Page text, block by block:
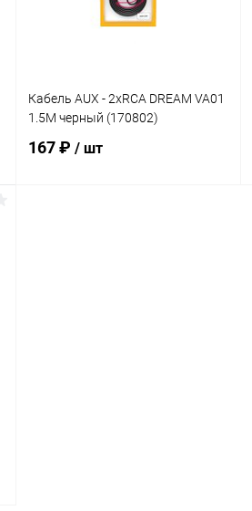
Кабель AUX - 2xRCA DREAM VA01
1.5M черный (170802)
167 ₽ / шт